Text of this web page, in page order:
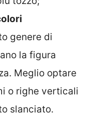
genere di
la figura
Meglio optare
o righe verticali
slanciato.